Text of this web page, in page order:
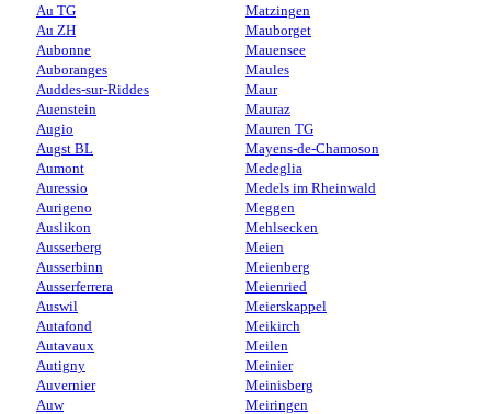
Au TG
Au ZH
Aubonne
Auboranges
Auddes-sur-Riddes
Auenstein
Augio
Augst BL
Aumont
Auressio
Aurigeno
Auslikon
Ausserberg
Ausserbinn
Ausserferrera
Auswil
Autafond
Autavaux
Autigny
Auvernier
Auw
Matzingen
Mauborget
Mauensee
Maules
Maur
Mauraz
Mauren TG
Mayens-de-Chamoson
Medeglia
Medels im Rheinwald
Meggen
Mehlsecken
Meien
Meienberg
Meienried
Meierskappel
Meikirch
Meilen
Meinier
Meinisberg
Meiringen